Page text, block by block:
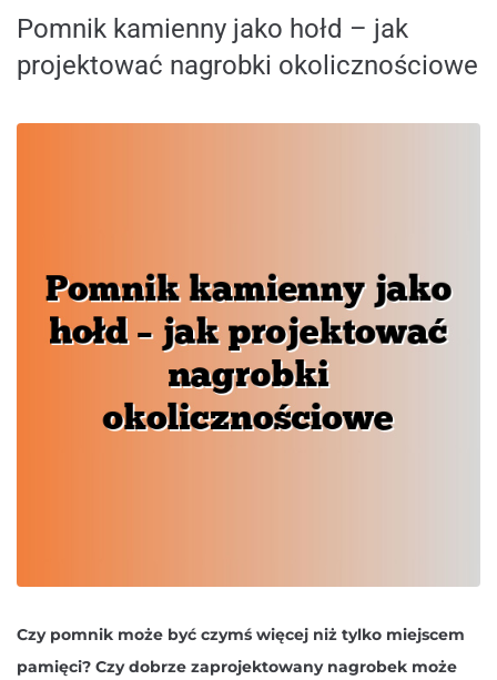
Pomnik kamienny jako hołd – jak
projektować nagrobki okolicznościowe
Czy pomnik może być czymś więcej niż tylko miejscem
pamięci? Czy dobrze zaprojektowany nagrobek może